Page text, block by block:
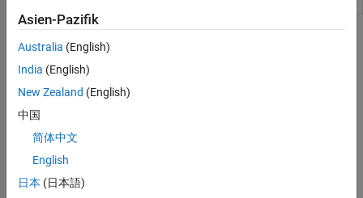
Themen
What Is the MATLAB Search Path?
The search path, orpath
Change Folders on Search Path
Interactively add and remove folders, and change the order of
for future MATLAB sessions.
Asien-Pazifik
Australia (English)
India (English)
New Zealand (English)
中国
简体中文
English
日本 (日本語)